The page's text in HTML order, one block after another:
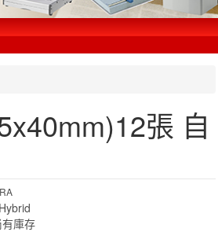
張 自
有庫存